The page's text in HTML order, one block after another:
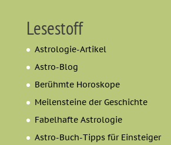
Lesestoff
Astrologie-Artikel
Astro-Blog
Berühmte Horoskope
Meilensteine der Geschichte
Fabelhafte Astrologie
Astro-Buch-Tipps für Einsteiger